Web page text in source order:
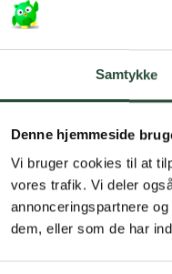
Samtykke
Denne hjemmeside
Vi bruger cookies til at
vores trafik. Vi deler
annonceringspartnere
dem, eller som de har